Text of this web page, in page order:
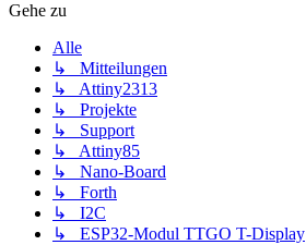
Gehe zu
Alle
↳ Mitteilungen
↳ Attiny2313
↳ Projekte
↳ Support
↳ Attiny85
↳ Nano-Board
↳ Forth
↳ I2C
↳ ESP32-Modul TTGO T-Display